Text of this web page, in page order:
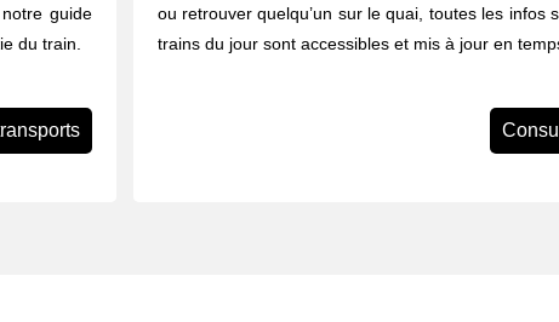
guide
du train.
ou retrouver quelqu’un sur le quai, toutes les infos
trains du jour sont accessibles et mis à jour en